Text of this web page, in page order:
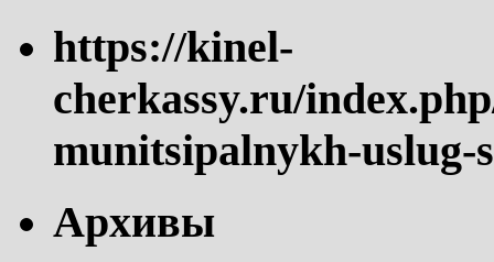
https://kinel-
cherkassy.ru/
munitsipalnykh-uslug-
Архивы